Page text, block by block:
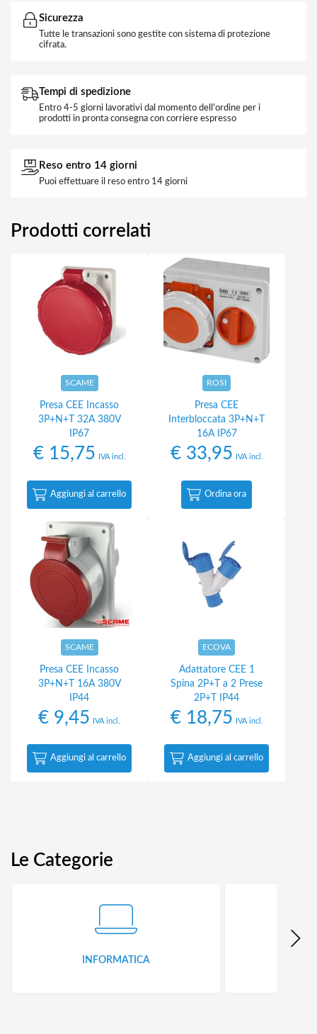
Sicurezza
Tutte le transazioni sono gestite con sistema di protezione
cifrata.
Tempi di spedizione
Entro 4-5 giorni lavorativi dal momento dell'ordine per i
prodotti in pronta consegna con corriere espresso
Reso entro 14 giorni
Puoi effettuare il reso entro 14 giorni
Prodotti correlati
SCAME
Presa CEE Incasso
3P+N+T 32A 380V
IP67
€15,75 IVA incl.
Aggiungi al carrello
ROSI
Presa CEE
Interbloccata 3P+N+T
16A IP67
€33,95 IVA incl.
Ordina ora
SCAME
Presa CEE Incasso
3P+N+T 16A 380V
IP44
€ 9,45 IVA incl.
Aggiungi al carrello
ECOVA
Adattatore CEE 1
Spina 2P+T a 2 Prese
2P+T IP44
€18,75 IVA incl.
Aggiungi al carrello
Le Categorie
INFORMATICA